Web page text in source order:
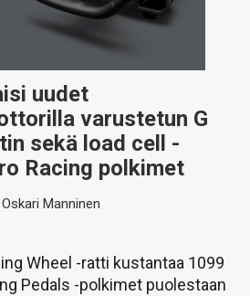
uudet
varustetun G
sekä load cell -
Racing polkimet
Oskari Manninen
Wheel -ratti kustantaa 1099
Pedals -polkimet puolestaan